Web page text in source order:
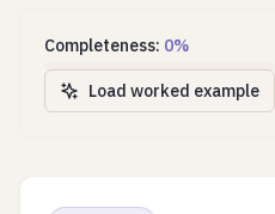
Completeness: 0%
Load worked example